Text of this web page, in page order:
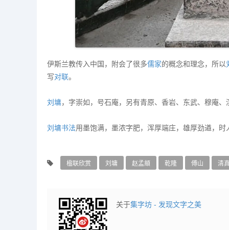
伊斯兰教传入中国，附会了很多儒家的概念和理念，所以
写对联。
刘墉，字崇如，号石庵，另有青原、香岩、东武、穆庵
刘墉书法用墨饱满，墨浓字肥，浑厚端庄，雄厚劲遒，时
楹联欣赏 刘墉 赵孟頫 乾隆 傅山 清
关于集字坊 - 发现文字之美